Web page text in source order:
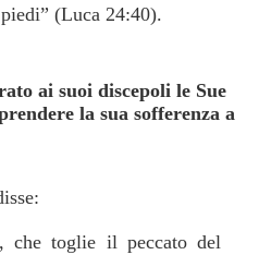
(Luca 24:40).
ai suoi discepoli le Sue
la sua sofferenza a
che toglie il peccato del